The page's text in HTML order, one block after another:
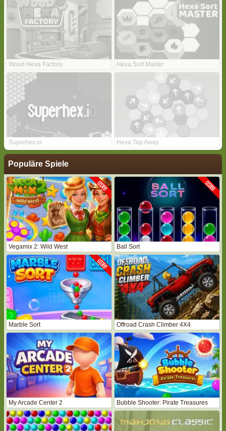
Wood Hexa Factory Hexa Sort Master
Superhex.io Hexa Tap Away
Populäre Spiele
Vegamix 2: Wild West Ball Sort
Marble Sort Offroad Crash Climber 4X4
My Arcade Center 2 Bubble Shooter: Pirate Treasures